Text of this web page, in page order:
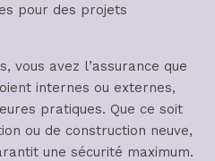
pour des projets
vous avez l’assurance que
internes ou externes,
pratiques. Que ce soit
ou de construction neuve,
une sécurité maximum.